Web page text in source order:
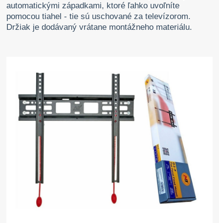
automatickými západkami, ktoré ľahko uvoľníte
pomocou tiahel - tie sú uschované za televízorom.
Držiak je dodávaný vrátane montážneho materiálu.